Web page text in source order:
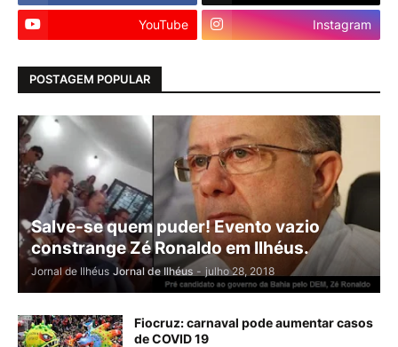
YouTube Instagram
POSTAGEM POPULAR
Salve-se quem puder! Evento vazio
constrange Zé Ronaldo em Ilhéus.
Jornal de Ilhéus Jornal de Ilhéus - julho 28, 2018
Fiocruz: carnaval pode aumentar casos
de COVID 19